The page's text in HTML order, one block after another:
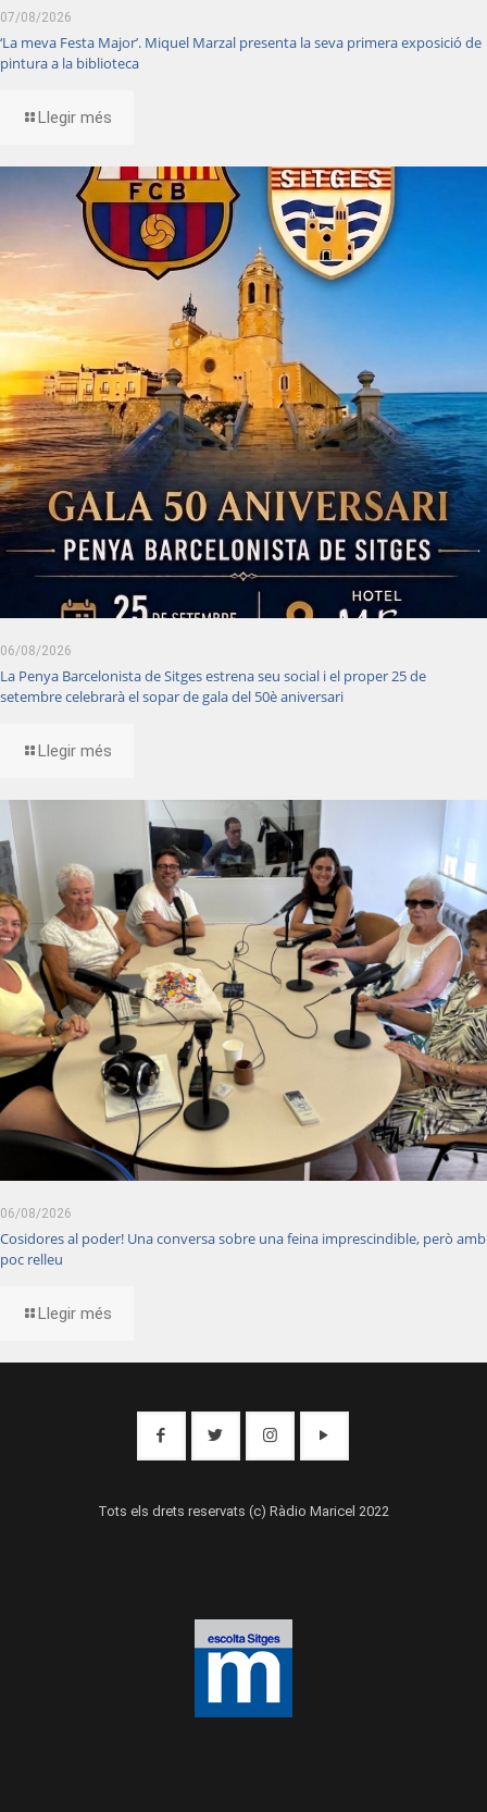
07/08/2026
‘La meva Festa Major’. Miquel Marzal presenta la seva primera exposició de
pintura a la biblioteca
Llegir més
06/08/2026
La Penya Barcelonista de Sitges estrena seu social i el proper 25 de
setembre celebrarà el sopar de gala del 50è aniversari
Llegir més
06/08/2026
Cosidores al poder! Una conversa sobre una feina imprescindible, però amb
poc relleu
Llegir més
Tots els drets reservats (c) Ràdio Maricel 2022